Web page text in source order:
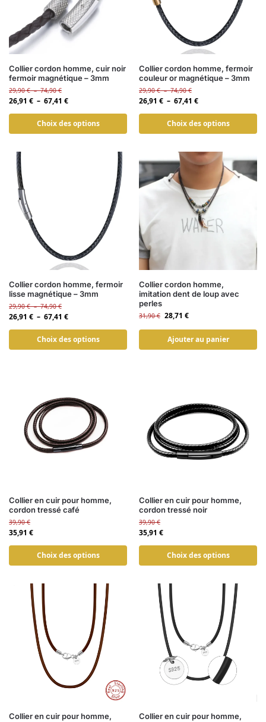
Collier cordon homme, cuir noir
fermoir magnétique – 3mm
29,90€ – 74,90€
26,91 € – 67,41 €
Choix des options
Collier cordon homme, fermoir
couleur or magnétique – 3mm
29,90€ – 74,90€
26,91 € – 67,41 €
Choix des options
Collier cordon homme, fermoir
lisse magnétique – 3mm
29,90€ – 74,90€
26,91 € – 67,41 €
Choix des options
Collier cordon homme,
imitation dent de loup avec
perles
31,90€ 28,71 €
Ajouter au panier
Collier en cuir pour homme,
cordon tressé café
39,90€
35,91 €
Choix des options
Collier en cuir pour homme,
cordon tressé noir
39,90€
35,91 €
Choix des options
Collier en cuir pour homme,
Collier en cuir pour homme,